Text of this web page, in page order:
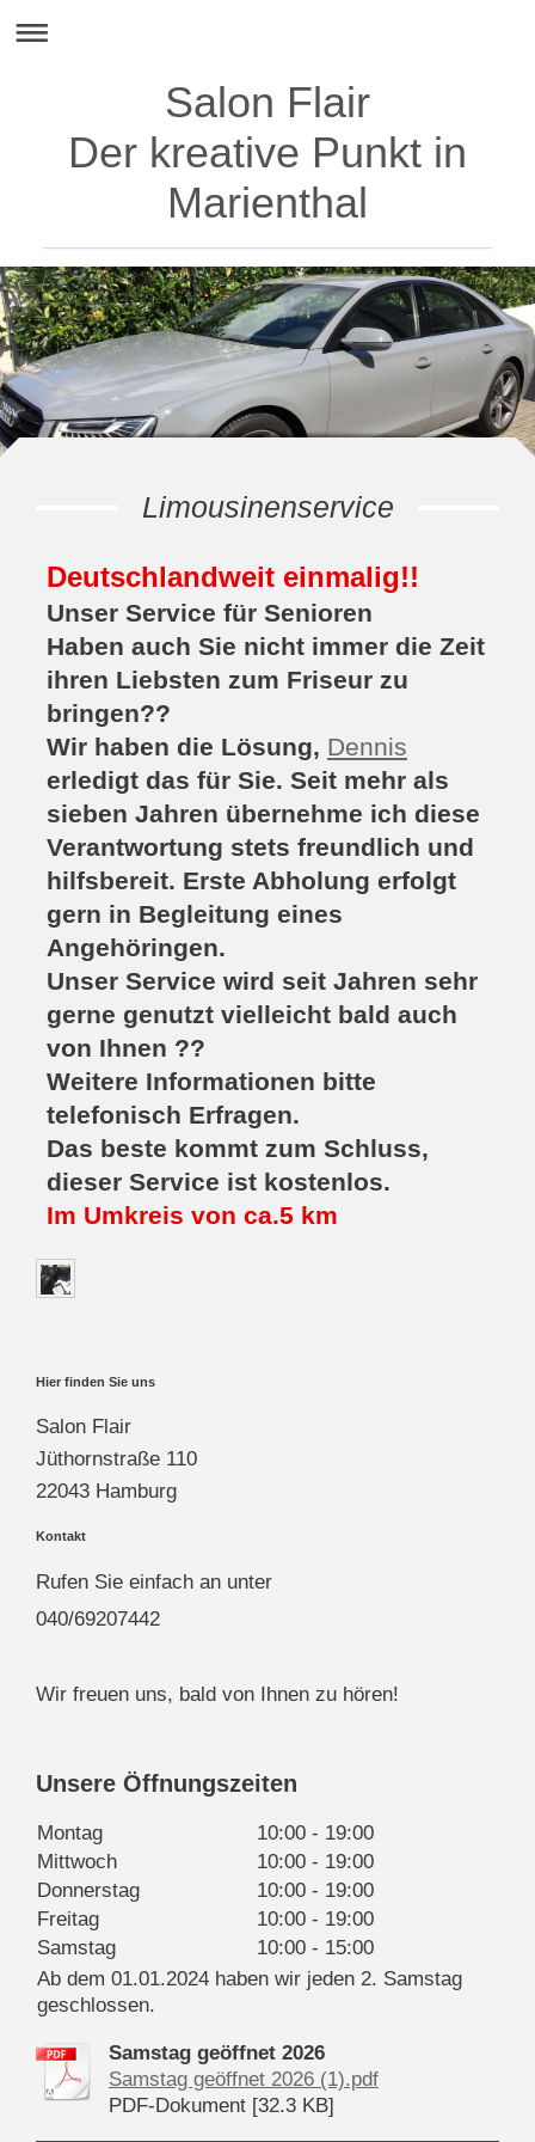
Salon Flair
Der kreative Punkt in
Marienthal
Limousinenservice
Deutschlandweit einmalig!!
Unser Service für Senioren
Haben auch Sie nicht immer die Zeit
ihren Liebsten zum Friseur zu
bringen??
Wir haben die Lösung, Dennis
erledigt das für Sie. Seit mehr als
sieben Jahren übernehme ich diese
Verantwortung stets freundlich und
hilfsbereit. Erste Abholung erfolgt
gern in Begleitung eines
Angehöringen.
Unser Service wird seit Jahren sehr
gerne genutzt vielleicht bald auch
von Ihnen ??
Weitere Informationen bitte
telefonisch Erfragen.
Das beste kommt zum Schluss,
dieser Service ist kostenlos.
Im Umkreis von ca.5 km
Hier finden Sie uns
Salon Flair
Jüthornstraße 110
22043 Hamburg
Kontakt
Rufen Sie einfach an unter
040/69207442
Wir freuen uns, bald von Ihnen zu hören!
Unsere Öffnungszeiten
Montag 10:00 - 19:00
Mittwoch
10:00 - 19:00
Donnerstag
10:00 - 19:00
Freitag
10:00 - 19:00
Samstag
10:00 - 15:00
Ab dem 01.01.2024 haben wir jeden 2. Samstag
geschlossen.
Samstag geöffnet 2026
Samstag geöffnet 2026 (1).pdf
PDF-Dokument [32.3 KB]